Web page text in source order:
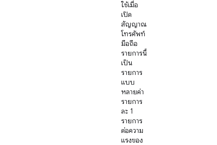
ใช้เมื่อ
เปิด
สัญญาณ
โทรศัพท์
มือถือ
รายการนี้
เป็น
รายการ
แบบ
หลายค่า
รายการ
ละ 1
รายการ
ต่อความ
แรงของ